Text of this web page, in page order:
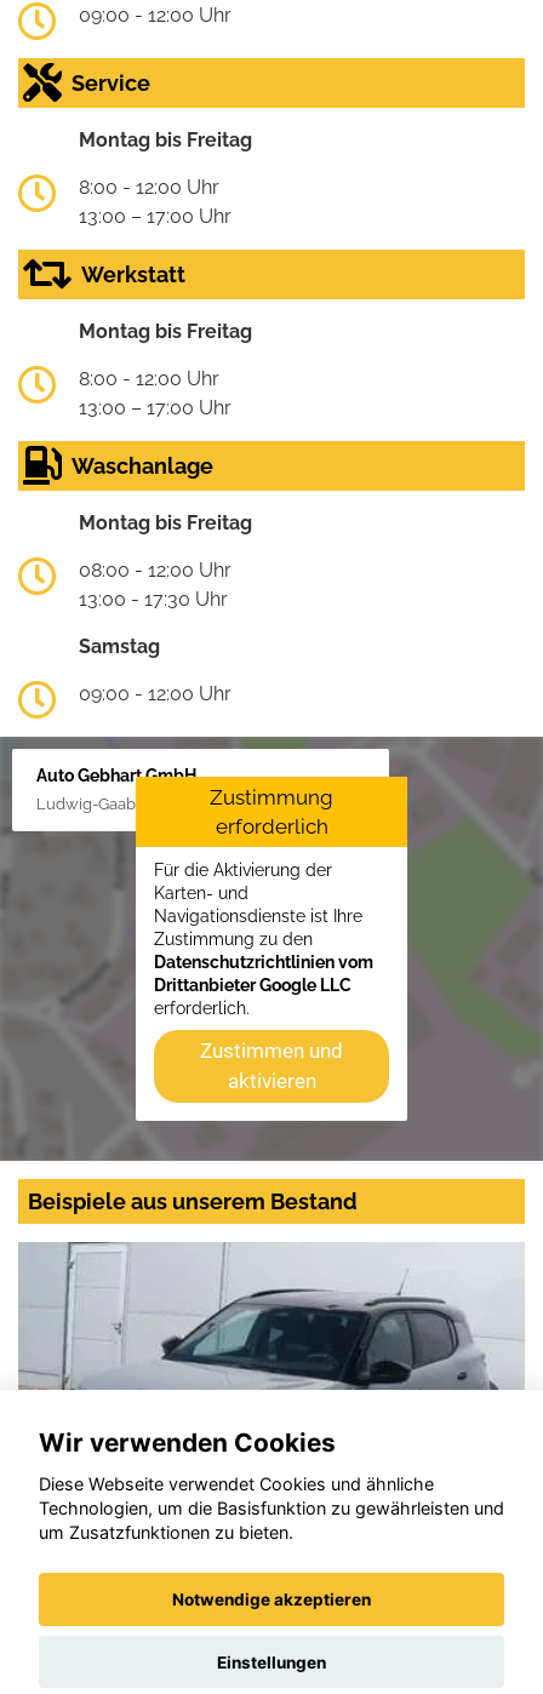
09:00 - 12:00 Uhr
Service
Montag bis Freitag
8:00 - 12:00 Uhr
13:00 – 17:00 Uhr
Werkstatt
Montag bis Freitag
8:00 - 12:00 Uhr
13:00 – 17:00 Uhr
Waschanlage
Montag bis Freitag
08:00 - 12:00 Uhr
13:00 - 17:30 Uhr
Samstag
09:00 - 12:00 Uhr
Auto Gebhart GmbH
Ludwig-Gaab-Str. 4, 88427 Bad Schussenried
Zustimmung
erforderlich
Für die Aktivierung der
Karten- und
Navigationsdienste ist Ihre
Zustimmung zu den
Datenschutzrichtlinien vom
Drittanbieter Google LLC
erforderlich.
Zustimmen und
aktivieren
Beispiele aus unserem Bestand
Opel Frontera
Wir verwenden Cookies
Diese Webseite verwendet Cookies und ähnliche
Technologien, um die Basisfunktion zu gewährleisten und
um Zusatzfunktionen zu bieten.
Notwendige akzeptieren
Einstellungen